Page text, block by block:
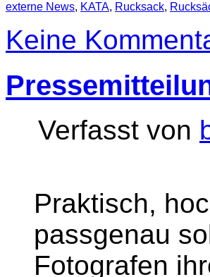
externe News, KATA, Rucksack,
Keine
Verfasst von
Praktisch,
passgenau
Fotografen